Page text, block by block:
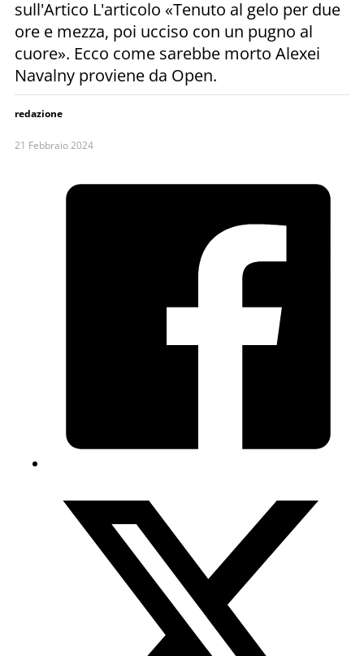
sull'Artico L'articolo «Tenuto al gelo per due
ore e mezza, poi ucciso con un pugno al
cuore». Ecco come sarebbe morto Alexei
Navalny proviene da Open.
redazione
21 Febbraio 2024